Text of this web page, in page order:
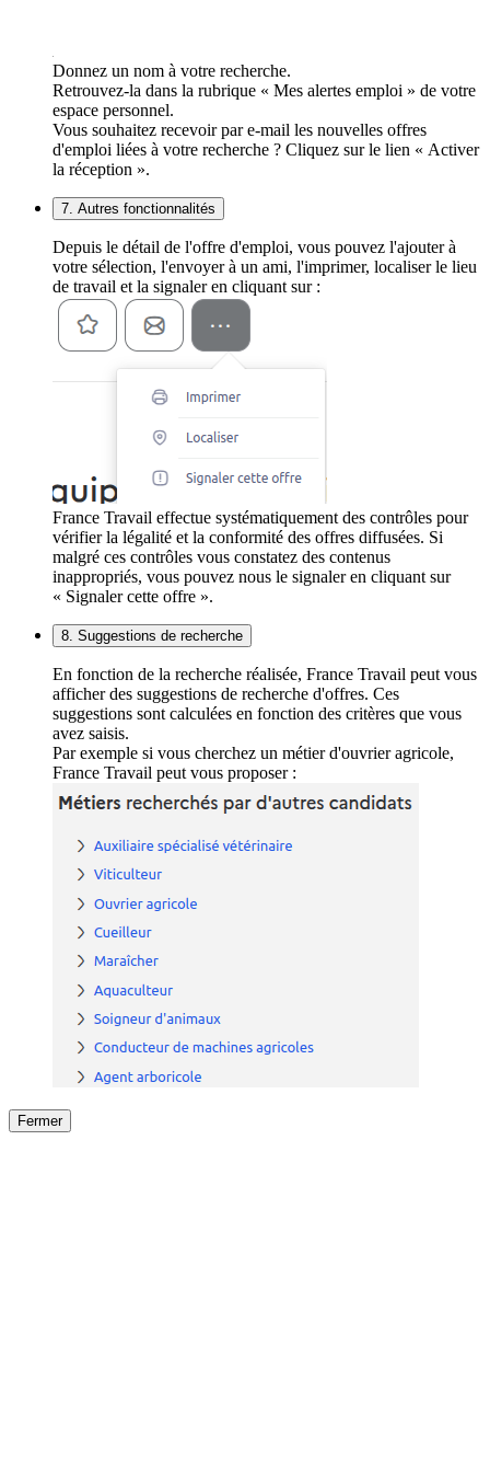
Donnez un nom à votre recherche.
Retrouvez-la dans la rubrique « Mes alertes emploi » de votre
espace personnel.
Vous souhaitez recevoir par e-mail les nouvelles offres
d'emploi liées à votre recherche ? Cliquez sur le lien « Activer
la réception ».
7. Autres fonctionnalités
Depuis le détail de l'offre d'emploi, vous pouvez l'ajouter à
votre sélection, l'envoyer à un ami, l'imprimer, localiser le lieu
de travail et la signaler en cliquant sur :
France Travail effectue systématiquement des contrôles pour
vérifier la légalité et la conformité des offres diffusées. Si
malgré ces contrôles vous constatez des contenus
inappropriés, vous pouvez nous le signaler en cliquant sur
« Signaler cette offre ».
8. Suggestions de recherche
En fonction de la recherche réalisée, France Travail peut vous
afficher des suggestions de recherche d'offres. Ces
suggestions sont calculées en fonction des critères que vous
avez saisis.
Par exemple si vous cherchez un métier d'ouvrier agricole,
France Travail peut vous proposer :
Fermer